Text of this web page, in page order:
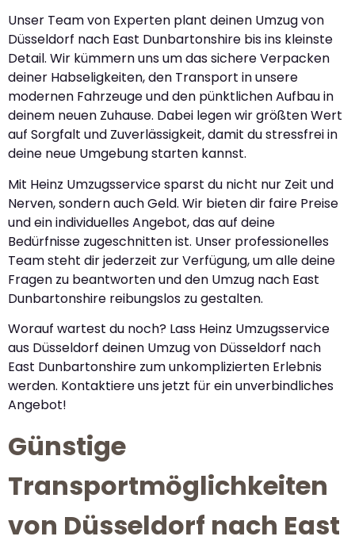
Unser Team von Experten plant deinen Umzug von
Düsseldorf nach East Dunbartonshire bis ins kleinste
Detail. Wir kümmern uns um das sichere Verpacken
deiner Habseligkeiten, den Transport in unsere
modernen Fahrzeuge und den pünktlichen Aufbau in
deinem neuen Zuhause. Dabei legen wir größten Wert
auf Sorgfalt und Zuverlässigkeit, damit du stressfrei in
deine neue Umgebung starten kannst.
Mit Heinz Umzugsservice sparst du nicht nur Zeit und
Nerven, sondern auch Geld. Wir bieten dir faire Preise
und ein individuelles Angebot, das auf deine
Bedürfnisse zugeschnitten ist. Unser professionelles
Team steht dir jederzeit zur Verfügung, um alle deine
Fragen zu beantworten und den Umzug nach East
Dunbartonshire reibungslos zu gestalten.
Worauf wartest du noch? Lass Heinz Umzugsservice
aus Düsseldorf deinen Umzug von Düsseldorf nach
East Dunbartonshire zum unkomplizierten Erlebnis
werden. Kontaktiere uns jetzt für ein unverbindliches
Angebot!
Günstige
Transportmöglichkeiten
von Düsseldorf nach East